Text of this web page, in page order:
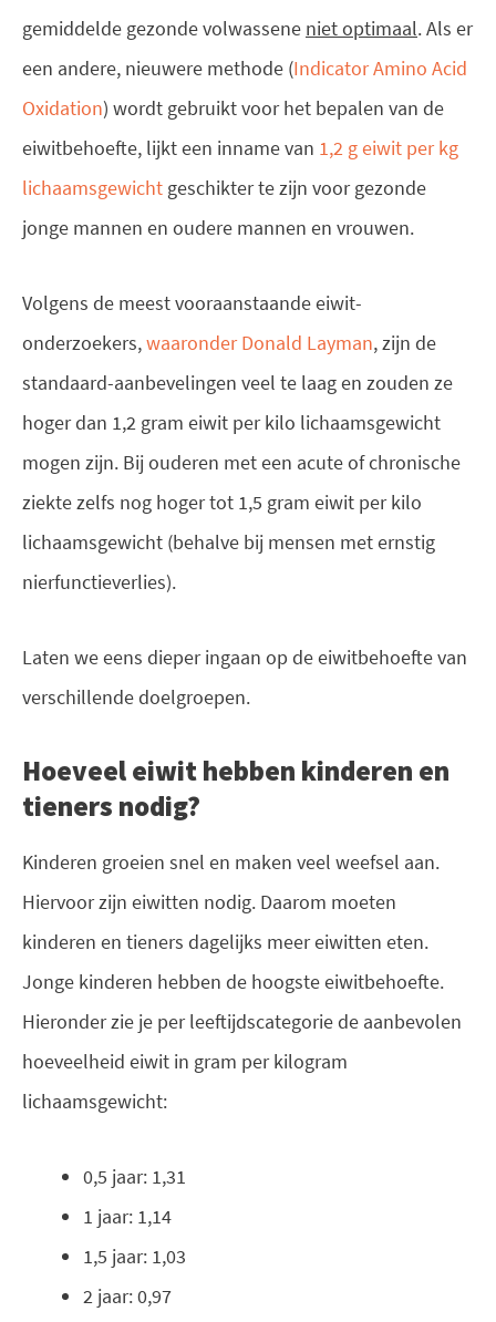
gemiddelde gezonde volwassene niet optimaal. Als er
een andere, nieuwere methode (Indicator Amino Acid
Oxidation) wordt gebruikt voor het bepalen van de
eiwitbehoefte, lijkt een inname van 1,2 g eiwit per kg
lichaamsgewicht geschikter te zijn voor gezonde
jonge mannen en oudere mannen en vrouwen.
Volgens de meest vooraanstaande eiwit-
onderzoekers,waaronder Donald Layman, zijn de
standaard-aanbevelingen veel te laag en zouden ze
hoger dan 1,2 gram eiwit per kilo lichaamsgewicht
mogen zijn. Bij ouderen met een acute of chronische
ziekte zelfs nog hoger tot 1,5 gram eiwit per kilo
lichaamsgewicht (behalve bij mensen met ernstig
nierfunctieverlies).
Laten we eens dieper ingaan op de eiwitbehoefte van
verschillende doelgroepen.
Hoeveel eiwit hebben kinderen en
tieners nodig?
Kinderen groeien snel en maken veel weefsel aan.
Hiervoor zijn eiwitten nodig. Daarom moeten
kinderen en tieners dagelijks meer eiwitten eten.
Jonge kinderen hebben de hoogste eiwitbehoefte.
Hieronder zie je per leeftijdscategorie de aanbevolen
hoeveelheid eiwit in gram per kilogram
lichaamsgewicht:
0,5 jaar: 1,31
1 jaar: 1,14
1,5 jaar: 1,03
2 jaar: 0,97